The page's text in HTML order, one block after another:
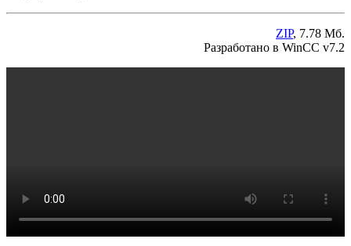
ZIP, 7.78 Мб.
Разработано в WinCC v7.2